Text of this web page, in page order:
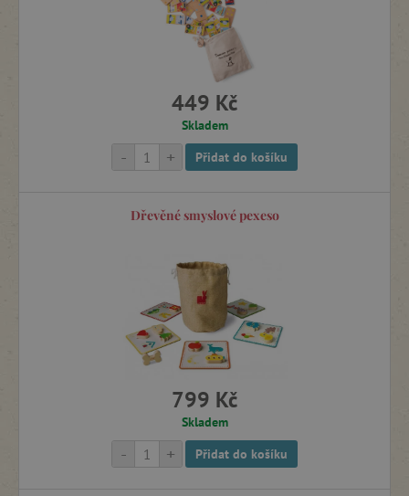
449 Kč
Skladem
+
- Přidat do košíku
Dřevěné smyslové pexeso
799 Kč
Skladem
+
- Přidat do košíku